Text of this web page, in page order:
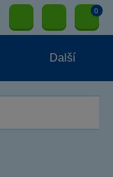
0
Další